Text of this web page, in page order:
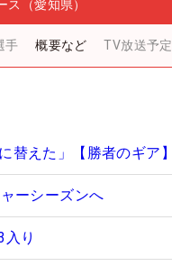
（愛知県）
手 概要など TV放送予定
替えた」【勝者のギア】
ーシーズンへ
り